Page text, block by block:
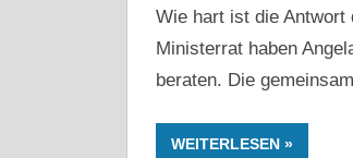
Wie hart ist die
Ministerrat haben
beraten. Die
WEITERLESEN